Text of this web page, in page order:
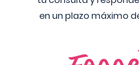
en un plazo máximo